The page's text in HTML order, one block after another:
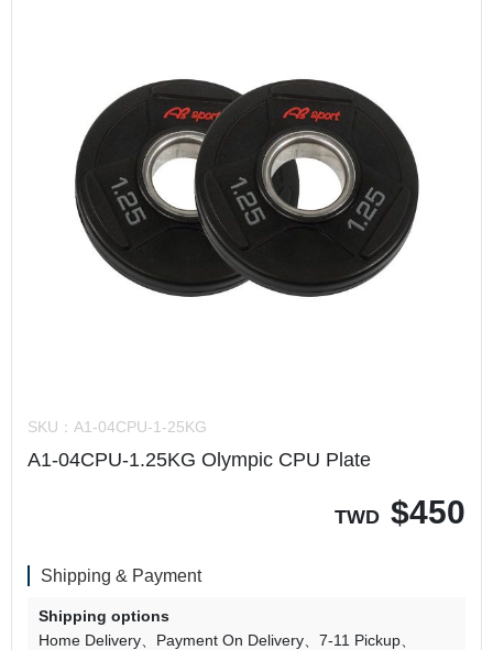
SKU： A1-04CPU-1-25KG
A1-04CPU-1.25KG Olympic CPU Plate
TWD $450
Shipping & Payment
Shipping options
Home Delivery
Payment On Delivery
7-11 Pickup